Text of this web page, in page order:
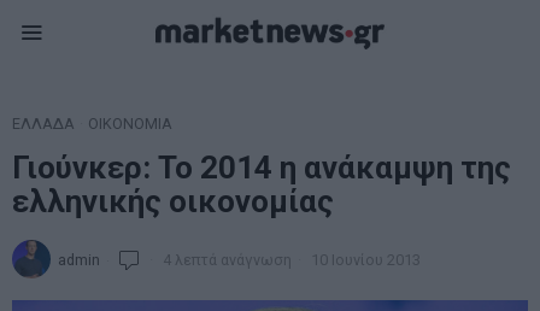
ΕΛΛΑΔΑ ΟΙΚΟΝΟΜΙΑ
Γιούνκερ: Το 2014 η ανάκαμψη της
ελληνικής οικονομίας
admin 4 λεπτά ανάγνωση 10 Ιουνίου 2013